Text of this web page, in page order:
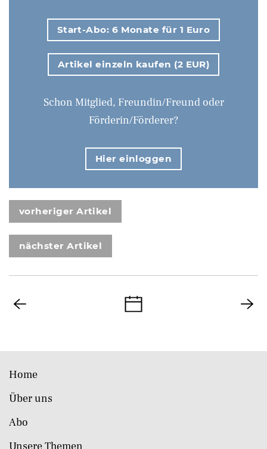
Start-Abo: 6 Monate für 1 Euro
Artikel einzeln kaufen (2 EUR)
Schon Mitglied, Freundin/Freund oder
Förderin/Förderer?
Hier einloggen
vorheriger Artikel
nächster Artikel
Home
Über uns
Abo